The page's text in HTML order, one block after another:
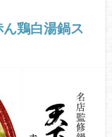
鶏白湯鍋ス